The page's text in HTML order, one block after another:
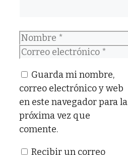
Nombre
Correo
Guarda mi nombre,
correo electrónico y web
en este navegador para la
próxima vez que
comente.
Recibir un correo